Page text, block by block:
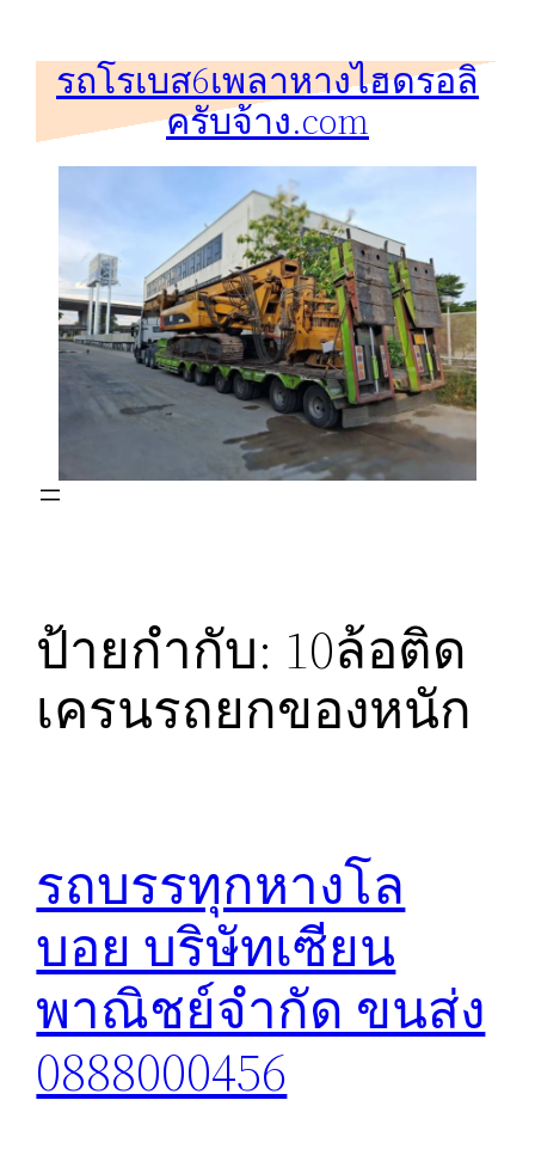
รถโรเบส6เพลาหางไฮดรอลิ
ครับจ้าง.com
ป้ายกำกับ: 10ล้อติด
เครนรถยกของหนัก
รถบรรทุกหางโล
บอย บริษัทเซียน
พาณิชย์จำกัด ขนส่ง
0888000456